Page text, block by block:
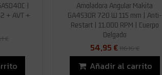
|
+ AVT +
€
Amoladora Angular Makita
GA4530R 720 W 115 mm | Anti-
Restart | 11.000 RPM | Cuerpo
Delgado
54,95 €116,16 €
Añadir al carrito